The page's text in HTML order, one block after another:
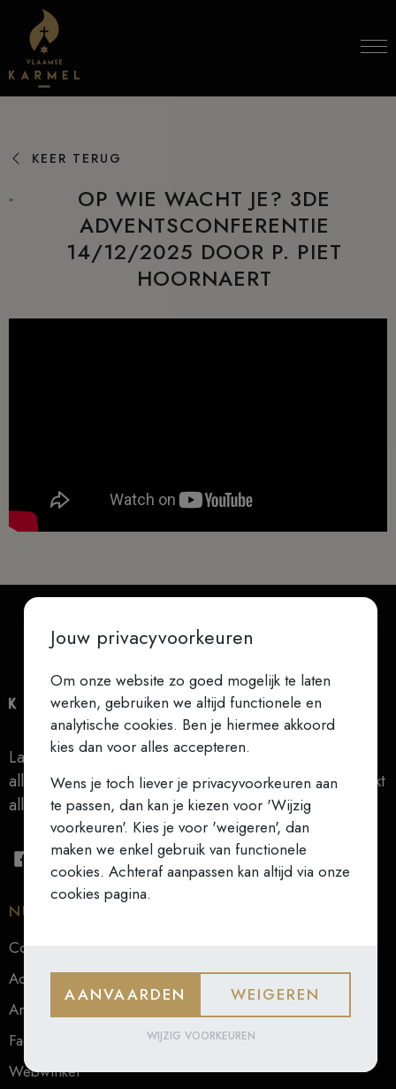
Skip to content
KEER TERUG
OP WIE WACHT JE? 3DE
ADVENTSCONFERENTIE
14/12/2025 DOOR P. PIET
HOORNAERT
Laat niets je verontrusten, laat niets je beangstigen,
alles gaat voorbij, God verandert nooit, geduld bereikt
alles (Teresa van Ávila)
NUTTIGE LINKS
Contact
Actueel
Archief
Faq
Webwinkel
Jouw privacyvoorkeuren
Om onze website zo goed mogelijk te laten
werken, gebruiken we altijd functionele en
analytische cookies. Ben je hiermee akkoord
kies dan voor alles accepteren.
Wens je toch liever je privacyvoorkeuren aan
te passen, dan kan je kiezen voor 'Wijzig
voorkeuren'. Kies je voor 'weigeren', dan
maken we enkel gebruik van functionele
cookies. Achteraf aanpassen kan altijd via onze
cookies pagina.
AANVAARDEN WEIGEREN
WIJZIG VOORKEUREN